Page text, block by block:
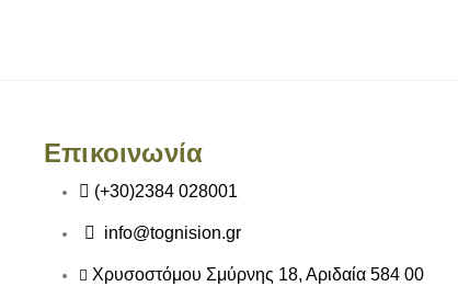
Επικοινωνία
(+30)2384 028001
info@tognision.gr
Χρυσοστόμου Σμύρνης 18, Αριδαία 584 00